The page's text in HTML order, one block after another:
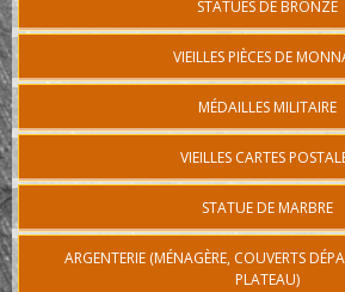
STATUES DE BRONZE
VIEILLES PIÈCES DE
MÉDAILLES MILITAIRE
VIEILLES CARTES
STATUE DE MARBRE
ARGENTERIE (MÉNAGÈRE, COUVERTS
PLATEAU)